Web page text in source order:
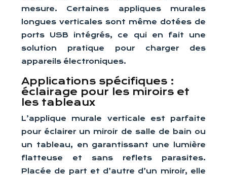
mesure. Certaines appliques murales
longues verticales sont même dotées de
ports USB intégrés, ce qui en fait une
solution pratique pour charger des
appareils électroniques.
Applications spécifiques :
éclairage pour les miroirs et
les tableaux
L’applique murale verticale est parfaite
pour éclairer un miroir de salle de bain ou
un tableau, en garantissant une lumière
flatteuse et sans reflets parasites.
Placée de part et d’autre d’un miroir, elle